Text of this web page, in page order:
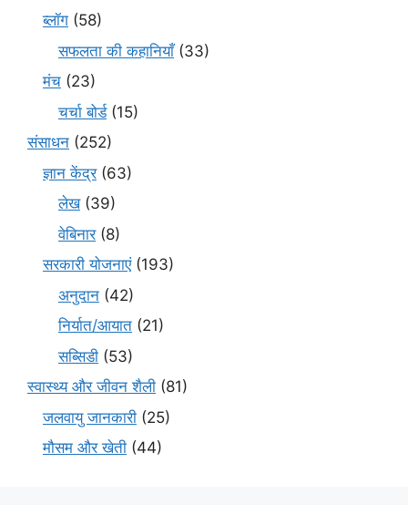
ब्लॉग (58)
सफलता की कहानियाँ(33)
मंच (23)
चर्चा बोर्ड(15)
संसाधन (252)
ज्ञान केंद्र(63)
लेख(39)
वेबिनार(8)
सरकारी योजनाएं(193)
अनुदान (42)
निर्यात/आयात (21)
सब्सिडी (53)
स्वास्थ्य और जीवन शैली (81)
जलवायु जानकारी (25)
मौसम और खेती (44)